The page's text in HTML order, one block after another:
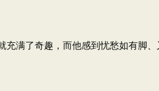
充满了奇趣，而他感到忧愁如有脚